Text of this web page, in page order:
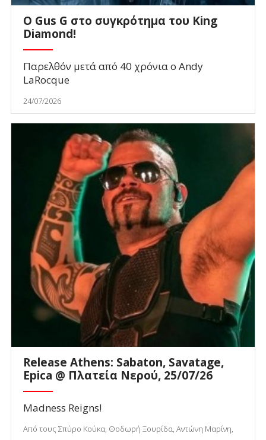
O Gus G στο συγκρότημα του King
Diamond!
Παρελθόν μετά από 40 χρόνια ο Andy
LaRocque
24/07/2026
Release Athens: Sabaton, Savatage,
Epica @ Πλατεία Νερού, 25/07/26
Madness Reigns!
Από τους Σπύρο Κούκα, Θοδωρή Ξουρίδα, Αντώνη Μαρίνη,